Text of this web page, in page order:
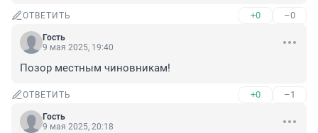
ОТВЕТИТЬ +0 –0
Гость
9 мая 2025, 19:40
Позор местным чиновникам!
ОТВЕТИТЬ +0 –1
Гость
9 мая 2025, 20:18